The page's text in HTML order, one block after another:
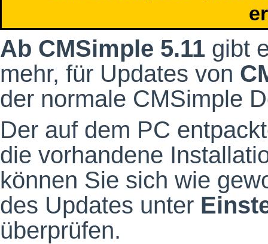
Ab CMSimple 5.11 gibt
mehr, für Updates von
der normale CMSimple
Der auf dem PC
die vorhandene
können Sie sich wie
des Updates unter
überprüfen.